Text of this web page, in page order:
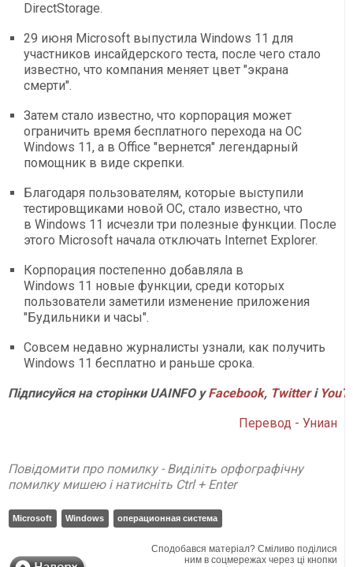
DirectStorage.
29 июня Microsoft выпустила Windows 11 для
участников инсайдерского теста, после чего стало
известно, что компания меняет цвет "экрана
смерти".
Затем стало известно, что корпорация может
ограничить время бесплатного перехода на ОС
Windows 11, а в Office "вернется" легендарный
помощник в виде скрепки.
Благодаря пользователям, которые выступили
тестировщиками новой ОС, стало известно, что
в Windows 11 исчезли три полезные функции. После
этого Microsoft начала отключать Internet Explorer.
Корпорация постепенно добавляла в
Windows 11 новые функции, среди которых
пользователи заметили изменение приложения
"Будильники и часы".
Совсем недавно журналисты узнали, как получить
Windows 11 бесплатно и раньше срока.
Підписуйся на сторінки UAINFO уFacebook, Twitterі
Перевод - Униан
Повідомити про помилку - Виділіть орфографічну
помилку мишею і натисніть Ctrl + Enter
Microsoft Windows операционная система
Сподобався матеріал? Сміливо поділися
ним в соцмережах через ці кнопки